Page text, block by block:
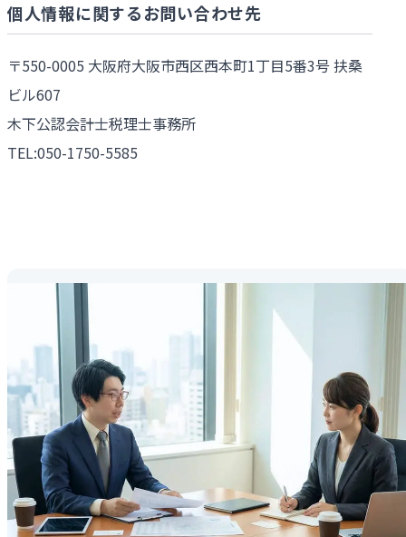
個人情報に関するお問い合わせ先
〒550-0005 大阪府大阪市西区西本町1丁目5番3号 扶桑
ビル607
木下公認会計士税理士事務所
TEL:050-1750-5585